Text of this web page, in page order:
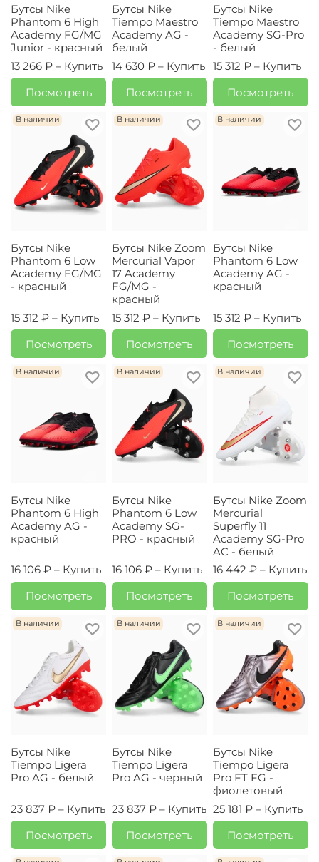
Бутсы Nike
Phantom 6 High
Academy FG/MG
Junior - красный
13 266 ₽ – Купить
Посмотреть
Бутсы Nike
Tiempo Maestro
Academy AG -
белый
14 630 ₽ – Купить
Посмотреть
Бутсы Nike
Tiempo Maestro
Academy SG-Pro
- белый
15 312 ₽ – Купить
Посмотреть
В наличии
Бутсы Nike
Phantom 6 Low
Academy FG/MG
- красный
15 312 ₽ – Купить
Посмотреть
В наличии
Бутсы Nike Zoom
Mercurial Vapor
17 Academy
FG/MG -
красный
15 312 ₽ – Купить
Посмотреть
В наличии
Бутсы Nike
Phantom 6 Low
Academy AG -
красный
15 312 ₽ – Купить
Посмотреть
В наличии
Бутсы Nike
Phantom 6 High
Academy AG -
красный
16 106 ₽ – Купить
Посмотреть
В наличии
Бутсы Nike
Phantom 6 Low
Academy SG-
PRO - красный
16 106 ₽ – Купить
Посмотреть
В наличии
Бутсы Nike Zoom
Mercurial
Superfly 11
Academy SG-Pro
AC - белый
16 442 ₽ – Купить
Посмотреть
В наличии
Бутсы Nike
Tiempo Ligera
Pro AG - белый
23 837 ₽ – Купить
Посмотреть
В наличии
Бутсы Nike
Tiempo Ligera
Pro AG - черный
23 837 ₽ – Купить
Посмотреть
В наличии
Бутсы Nike
Tiempo Ligera
Pro FT FG -
фиолетовый
25 181 ₽ – Купить
Посмотреть